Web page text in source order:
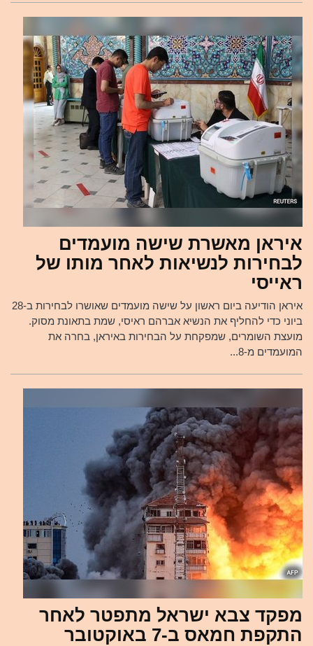
איראן מאשרת שישה מועמדים
לבחירות לנשיאות לאחר מותו של
ראייסי
איראן הודיעה ביום ראשון על שישה מועמדים שאושרו לבחירות ב-28
ביוני כדי להחליף את הנשיא אברהם ראיסי, שמת בתאונת מסוק.
מועצת השומרים, שמפקחת על הבחירות באיראן, בחרה את
המועמדים מ-8...
מפקד צבא ישראל מתפטר לאחר
התקפת חמאס ב-7 באוקטובר